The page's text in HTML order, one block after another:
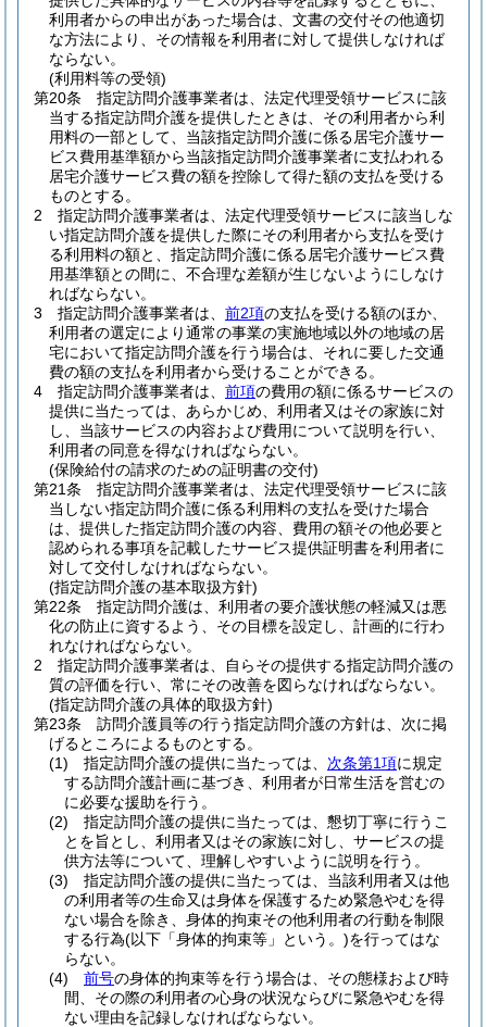
利用者からの申出があった場合は、文書の交付その他適切
な方法により、その情報を利用者に対して提供しなければ
ならない。
(利用料等の受領)
第20条
指定訪問介護事業者は、法定代理受領サービスに該
当する指定訪問介護を提供したときは、その利用者から利
用料の一部として、当該指定訪問介護に係る居宅介護サー
ビス費用基準額から当該指定訪問介護事業者に支払われる
居宅介護サービス費の額を控除して得た額の支払を受ける
ものとする。
2
指定訪問介護事業者は、法定代理受領サービスに該当しな
い指定訪問介護を提供した際にその利用者から支払を受け
る利用料の額と、指定訪問介護に係る居宅介護サービス費
用基準額との間に、不合理な差額が生じないようにしなけ
ればならない。
3
指定訪問介護事業者は、 前2項の支払を受ける額のほか、
利用者の選定により通常の事業の実施地域以外の地域の居
宅において指定訪問介護を行う場合は、それに要した交通
費の額の支払を利用者から受けることができる。
4
指定訪問介護事業者は、 前項の費用の額に係るサービスの
提供に当たっては、あらかじめ、利用者又はその家族に対
し、当該サービスの内容および費用について説明を行い、
利用者の同意を得なければならない。
(保険給付の請求のための証明書の交付)
第21条
指定訪問介護事業者は、法定代理受領サービスに該
当しない指定訪問介護に係る利用料の支払を受けた場合
は、提供した指定訪問介護の内容、費用の額その他必要と
認められる事項を記載したサービス提供証明書を利用者に
対して交付しなければならない。
(指定訪問介護の基本取扱方針)
第22条
指定訪問介護は、利用者の要介護状態の軽減又は悪
化の防止に資するよう、その目標を設定し、計画的に行わ
れなければならない。
2
指定訪問介護事業者は、自らその提供する指定訪問介護の
質の評価を行い、常にその改善を図らなければならない。
(指定訪問介護の具体的取扱方針)
第23条
訪問介護員等の行う指定訪問介護の方針は、次に掲
げるところによるものとする。
(1)
指定訪問介護の提供に当たっては、 次条第1項に規定
する訪問介護計画に基づき、利用者が日常生活を営むの
に必要な援助を行う。
(2)
指定訪問介護の提供に当たっては、懇切丁寧に行うこ
とを旨とし、利用者又はその家族に対し、サービスの提
供方法等について、理解しやすいように説明を行う。
(3)
指定訪問介護の提供に当たっては、当該利用者又は他
の利用者等の生命又は身体を保護するため緊急やむを得
ない場合を除き、身体的拘束その他利用者の行動を制限
する行為(以下「身体的拘束等」という。)を行ってはな
らない。
(4)
前号の身体的拘束等を行う場合は、その態様および時
間、その際の利用者の心身の状況ならびに緊急やむを得
ない理由を記録しなければならない。